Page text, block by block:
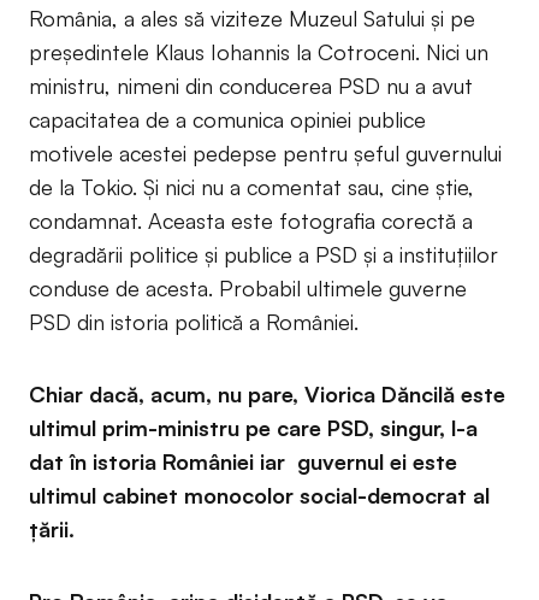
România, a ales să viziteze Muzeul Satului şi pe
preşedintele Klaus Iohannis la Cotroceni. Nici un
ministru, nimeni din conducerea PSD nu a avut
capacitatea de a comunica opiniei publice
motivele acestei pedepse pentru şeful guvernului
de la Tokio. Şi nici nu a comentat sau, cine ştie,
condamnat. Aceasta este fotografia corectă a
degradării politice şi publice a PSD şi a instituţiilor
conduse de acesta. Probabil ultimele guverne
PSD din istoria politică a României.
Chiar dacă, acum, nu pare, Viorica Dăncilă este
ultimul prim-ministru pe care PSD, singur, l-a
dat în istoria României iar guvernul ei este
ultimul cabinet monocolor social-democrat al
ţării.